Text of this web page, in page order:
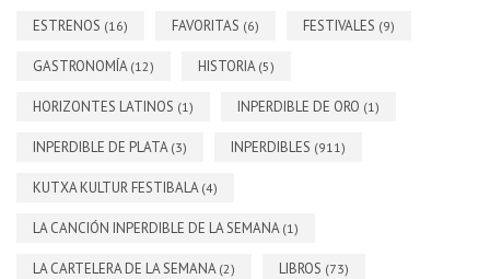
ESTRENOS (16) FAVORITAS (6) FESTIVALES (9)
GASTRONOMÍA (12) HISTORIA (5)
HORIZONTES LATINOS (1) INPERDIBLE DE ORO (1)
INPERDIBLE DE PLATA (3) INPERDIBLES (911)
KUTXA KULTUR FESTIBALA (4)
LA CANCIÓN INPERDIBLE DE LA SEMANA (1)
LA CARTELERA DE LA SEMANA (2) LIBROS (73)